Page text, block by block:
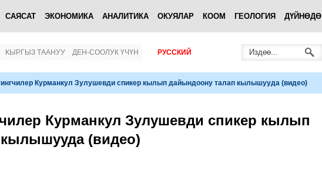
САЯСАТ ЭКОНОМИКА АНАЛИТИКА ОКУЯЛАР КООМ ГЕОЛОГИЯ ДҮЙНӨДӨ
КЫРГЫЗ ТААНУУ ДЕН-СООЛУК ҮЧҮН РУССКИЙ
Курманкул Зулушевди спикер кылып дайындоону талап кылышууда (видео)
Курманкул Зулушевди спикер кылып
(видео)